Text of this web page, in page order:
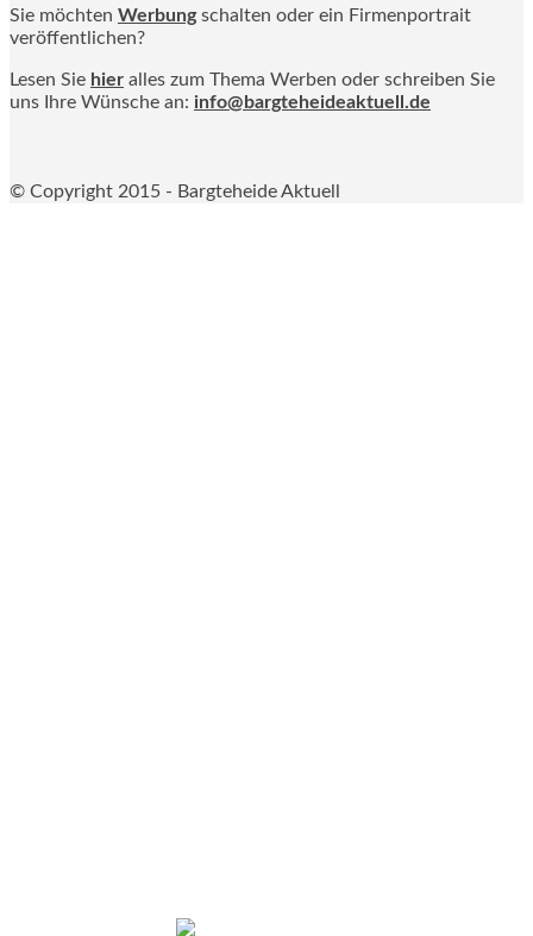
Sie möchten Werbung schalten oder ein Firmenportrait
veröffentlichen?
Lesen Sie hier alles zum Thema Werben oder schreiben Sie
uns Ihre Wünsche an: info@bargteheideaktuell.de
© Copyright 2015 - Bargteheide Aktuell